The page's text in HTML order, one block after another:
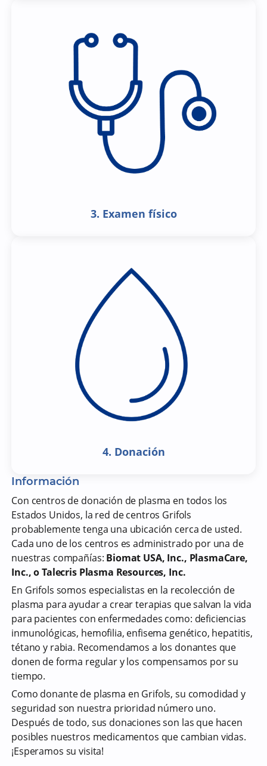
3. Examen físico
4. Donación
Información
Con centros de donación de plasma en todos los
Estados Unidos, la red de centros Grifols
probablemente tenga una ubicación cerca de usted.
Cada uno de los centros es administrado por una de
nuestras compañías: Biomat USA, Inc., PlasmaCare,
Inc., o Talecris Plasma Resources, Inc.
En Grifols somos especialistas en la recolección de
plasma para ayudar a crear terapias que salvan la vida
para pacientes con enfermedades como: deficiencias
inmunológicas, hemofilia, enfisema genético, hepatitis,
tétano y rabia. Recomendamos a los donantes que
donen de forma regular y los compensamos por su
tiempo.
Como donante de plasma en Grifols, su comodidad y
seguridad son nuestra prioridad número uno.
Después de todo, sus donaciones son las que hacen
posibles nuestros medicamentos que cambian vidas.
¡Esperamos su visita!